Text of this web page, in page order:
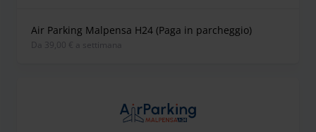
Air Parking Malpensa H24 (Paga in parcheggio)
Da 39,00 € a settimana